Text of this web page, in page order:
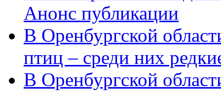
Анонс публикации
В Оренбургской
птиц – среди них
В Оренбургской